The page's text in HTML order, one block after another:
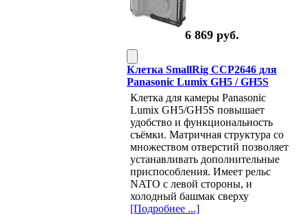
6 869 руб.
Клетка SmallRig CCP2646 для
Panasonic Lumix GH5 / GH5S
Клетка для камеры Panasonic
Lumix GH5/GH5S повышает
удобство и функциональность
съёмки. Матричная структура со
множеством отверстий позволяет
устанавливать дополнительные
приспособления. Имеет рельс
NATO с левой стороны, и
холодный башмак сверху
[Подробнее ...]